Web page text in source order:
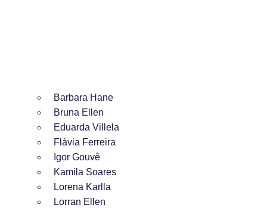
Barbara Hane
Bruna Ellen
Eduarda Villela
Flávia Ferreira
Igor Gouvê
Kamila Soares
Lorena Karlla
Lorran Ellen